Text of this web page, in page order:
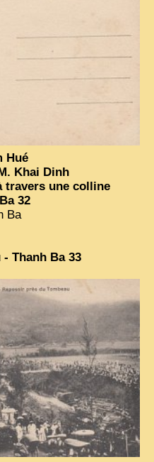
Hué
Khai Dinh
travers une colline
32
Ba
Thanh Ba 33